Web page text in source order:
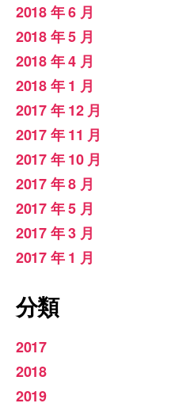
2018 年 6 月
2018 年 5 月
2018 年 4 月
2018 年 1 月
2017 年 12 月
2017 年 11 月
2017 年 10 月
2017 年 8 月
2017 年 5 月
2017 年 3 月
2017 年 1 月
分類
2017
2018
2019